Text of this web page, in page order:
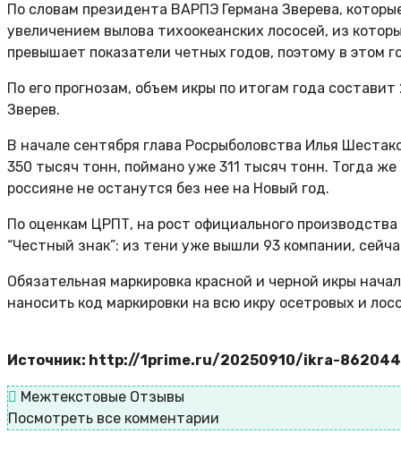
По словам президента ВАРПЭ Германа Зверева,
увеличением вылова тихоокеанских лососей, из
превышает показатели четных годов, поэтому в этом
По его прогнозам, объем икры по итогам года
Зверев.
В начале сентября глава Росрыболовства Илья
350 тысяч тонн, поймано уже 311 тысяч тонн. Тогда
россияне не останутся без нее на Новый год.
По оценкам ЦРПТ, на рост официального
“Честный знак”: из тени уже вышли 93 компании,
Обязательная маркировка красной и черной икры
наносить код маркировки на всю икру осетровых и
Источник: http://1prime.ru/20250910/ikra-
Межтекстовые Отзывы
Посмотреть все комментарии